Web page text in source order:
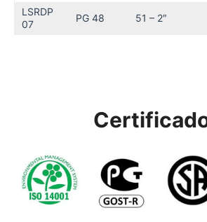
LSRDP
07
PG 48 51 – 2″